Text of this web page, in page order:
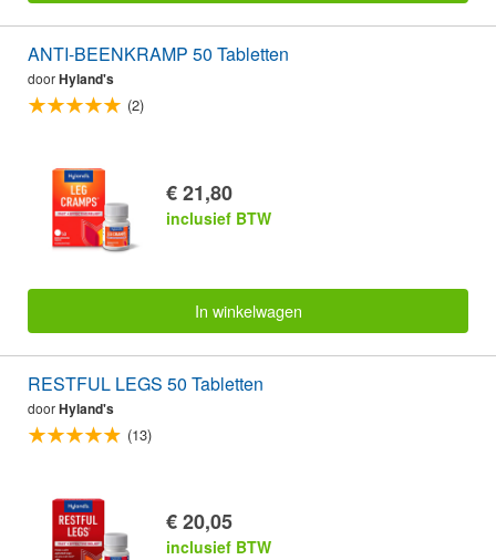
ANTI-BEENKRAMP 50 Tabletten
doorHyland's
(2)
€ 21,80
inclusief BTW
In winkelwagen
RESTFUL LEGS 50 Tabletten
doorHyland's
(13)
€ 20,05
inclusief BTW